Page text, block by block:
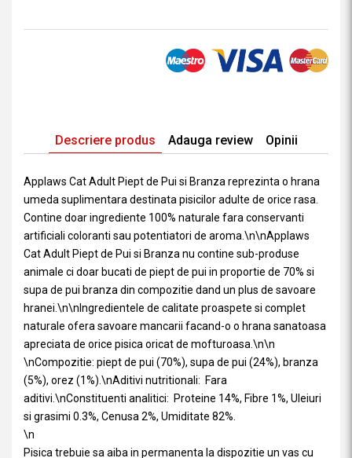
Descriere produs Adauga review Opinii
Applaws Cat Adult Piept de Pui si Branza reprezinta o hrana
umeda suplimentara destinata pisicilor adulte de orice rasa.
Contine doar ingrediente 100% naturale fara conservanti
artificiali coloranti sau potentiatori de aroma.\n\nApplaws
Cat Adult Piept de Pui si Branza nu contine sub-produse
animale ci doar bucati de piept de pui in proportie de 70% si
supa de pui branza din compozitie dand un plus de savoare
hranei.\n\nIngredientele de calitate proaspete si complet
naturale ofera savoare mancarii facand-o o hrana sanatoasa
apreciata de orice pisica oricat de mofturoasa.\n\n
\nCompozitie: piept de pui (70%), supa de pui (24%), branza
(5%), orez (1%).\nAditivi nutritionali: Fara
aditivi.\nConstituenti analitici: Proteine 14%, Fibre 1%, Uleiuri
si grasimi 0.3%, Cenusa 2%, Umiditate 82%.
\n
Pisica trebuie sa aiba in permanenta la dispozitie un vas cu